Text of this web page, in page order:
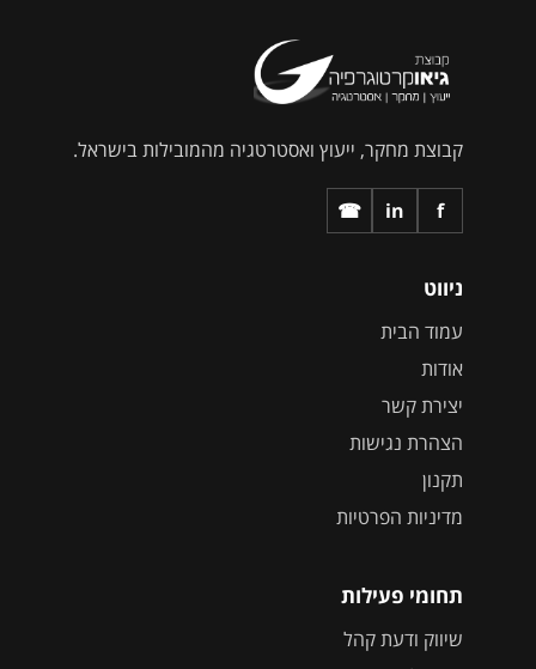
קבוצת מחקר, ייעוץ ואסטרטגיה מהמובילות בישראל.
f
in
☎
ניווט
עמוד הבית
אודות
יצירת קשר
הצהרת נגישות
תקנון
מדיניות הפרטיות
תחומי פעילות
שיווק ודעת קהל